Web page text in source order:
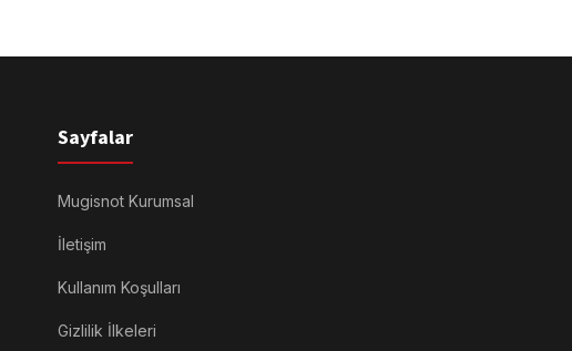
Sayfalar
Mugisnot Kurumsal
İletişim
Kullanım Koşulları
Gizlilik İlkeleri